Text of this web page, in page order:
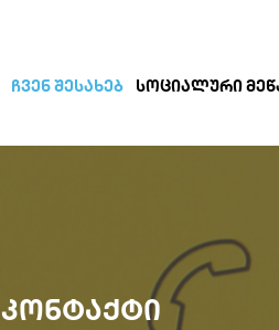
ᲩᲕᲔᲜ ᲨᲔᲡᲐᲮᲔᲑ ᲡᲝᲪᲘᲐᲚᲣᲠᲘ
ᲙᲝᲜᲢᲐᲥᲢᲘ